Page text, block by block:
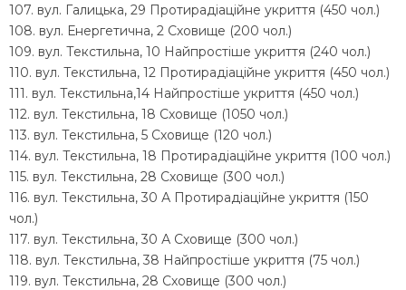
107. вул. Галицька, 29 Протирадіаційне укриття (450 чол.)
108. вул. Енергетична, 2 Сховище (200 чол.)
109. вул. Текстильна, 10 Найпростіше укриття (240 чол.)
110. вул. Текстильна, 12 Протирадіаційне укриття (450 чол.)
111. вул. Текстильна,14 Найпростіше укриття (450 чол.)
112. вул. Текстильна, 18 Сховище (1050 чол.)
113. вул. Текстильна, 5 Сховище (120 чол.)
114. вул. Текстильна, 18 Протирадіаційне укриття (100 чол.)
115. вул. Текстильна, 28 Сховище (300 чол.)
116. вул. Текстильна, 30 А Протирадіаційне укриття (150
чол.)
117. вул. Текстильна, 30 А Сховище (300 чол.)
118. вул. Текстильна, 38 Найпростіше укриття (75 чол.)
119. вул. Текстильна, 28 Сховище (300 чол.)